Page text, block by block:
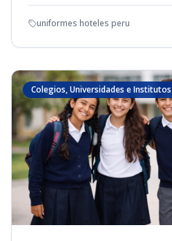
uniformes hoteles peru
Colegios, Universidades e Institutos